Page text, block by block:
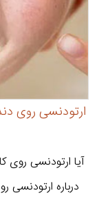
ارتودنسی روی
آیا ارتودنسی روی
درباره